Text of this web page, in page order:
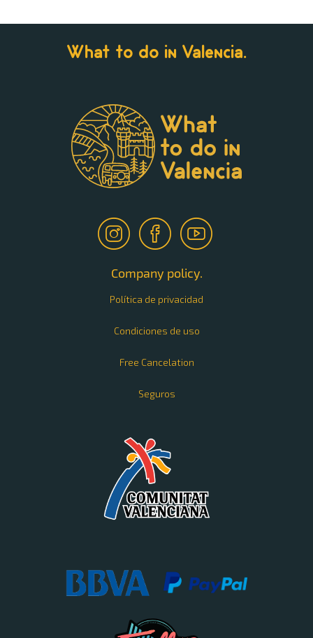
What to do in Valencia.
Company policy.
Política de privacidad
Condiciones de uso
Free Cancelation
Seguros